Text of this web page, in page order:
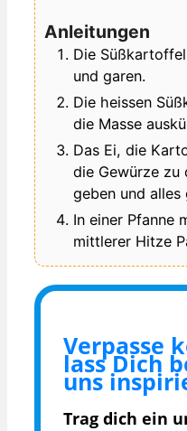
Anleitungen
Die
und garen.
Die heissen
die Masse
Das Ei, die
die Gewürze zu
geben und
In einer Pfanne
mittlerer Hitze
Verpasse
lass Dich
uns
Trag dich ein